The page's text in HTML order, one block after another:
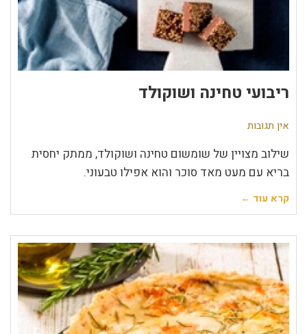
ריבועי טחינה ושוקולד
אין תגובות
שילוב מצויין של שומשום טחינה ושוקולד, ממתק יחסית
בריא עם מעט מאד סוכר והוא אפילו טבעוני.
קרא עוד ←